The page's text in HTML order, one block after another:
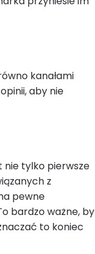
kanałami
aby nie
nie tylko pierwsze
z
pewne
bardzo ważne, by
to koniec